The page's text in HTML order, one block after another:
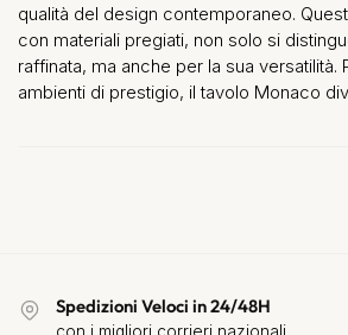
qualità del design contemporaneo.
con materiali pregiati, non solo si
raffinata, ma anche per la sua versatilità.
ambienti di prestigio, il tavolo Monaco
Spedizioni Veloci in 24/48H